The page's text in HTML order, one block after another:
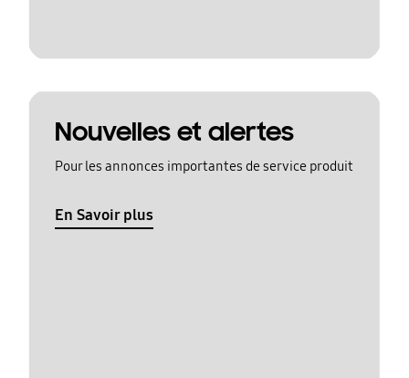
Nouvelles et alertes
Pour les annonces importantes de service produit
En Savoir plus